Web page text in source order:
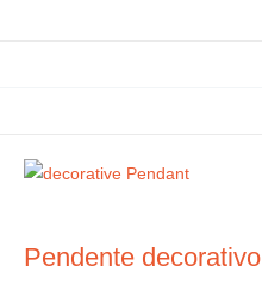
Pendente decorativo